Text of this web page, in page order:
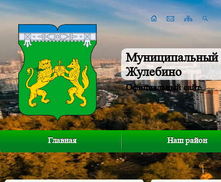
Муниципальный
Жулебино
Официальный сайт
Главная Наш район